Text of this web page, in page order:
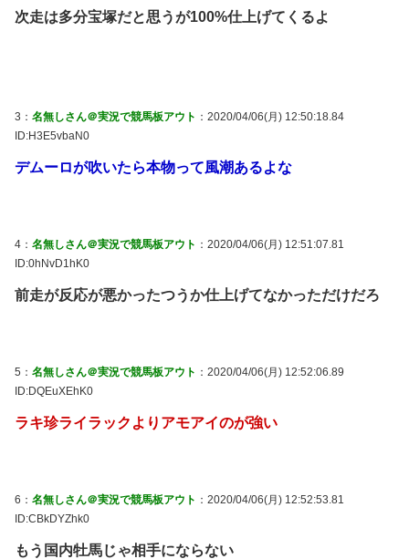
次走は多分宝塚だと思うが100%仕上げてくるよ
3： 名無しさん＠実況で競馬板アウト ：2020/04/06(月) 12:50:18.84
ID:H3E5vbaN0
デムーロが吹いたら本物って風潮あるよな
4： 名無しさん＠実況で競馬板アウト ：2020/04/06(月) 12:51:07.81
ID:0hNvD1hK0
前走が反応が悪かったつうか仕上げてなかっただけだろ
5： 名無しさん＠実況で競馬板アウト ：2020/04/06(月) 12:52:06.89
ID:DQEuXEhK0
ラキ珍ライラックよりアモアイのが強い
6： 名無しさん＠実況で競馬板アウト ：2020/04/06(月) 12:52:53.81
ID:CBkDYZhk0
もう国内牡馬じゃ相手にならない